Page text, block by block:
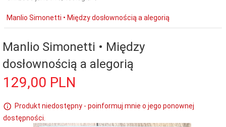
Manlio Simonetti • Między dosłownością a alegorią
Manlio Simonetti • Między
dosłownością a alegorią
129,00 PLN
Produkt niedostępny - poinformuj mnie o jego ponownej
dostępności.